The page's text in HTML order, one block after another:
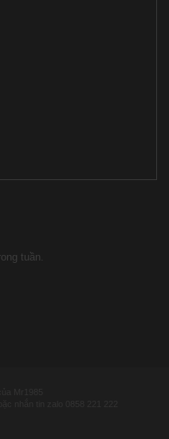
tuần.
nhắn tin zalo 0858 221 222